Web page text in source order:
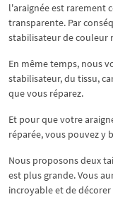
l'araignée est rarement
transparente. Par
stabilisateur de couleur
En même temps, nous
stabilisateur, du tissu,
que vous réparez.
Et pour que votre
réparée, vous pouvez y
Nous proposons deux
est plus grande. Vous
incroyable et de